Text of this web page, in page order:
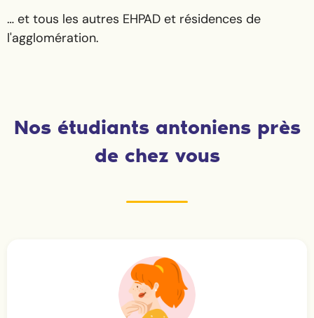
… et tous les autres EHPAD et résidences de
l'agglomération.
Nos étudiants antoniens près
de chez vous